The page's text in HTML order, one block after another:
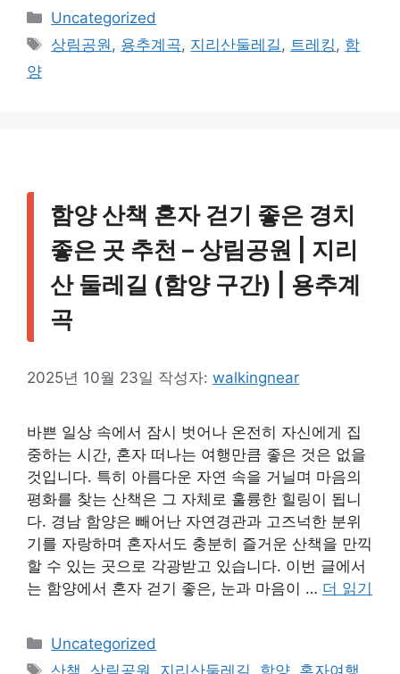
카
테
고
Uncategorized
태
상림공원 , 용추계곡, 지리산둘레길 , 트레킹 , 함
양
함양 산책 혼자 걷기 좋은 경치
좋은 곳 추천 – 상림공원 | 지리
산 둘레길 (함양 구간) | 용추계
곡
2025년 10월 23일 작성자: walkingnear
바쁜 일상 속에서 잠시 벗어나 온전히 자신에게 집
중하는 시간, 혼자 떠나는 여행만큼 좋은 것은 없을
것입니다. 특히 아름다운 자연 속을 거닐며 마음의
평화를 찾는 산책은 그 자체로 훌륭한 힐링이 됩니
다. 경남 함양은 빼어난 자연경관과 고즈넉한 분위
기를 자랑하며 혼자서도 충분히 즐거운 산책을 만끽
할 수 있는 곳으로 각광받고 있습니다. 이번 글에서
는 함양에서 혼자 걷기 좋은, 눈과 마음이 … 더 읽기
카
테
Uncategorized
태
산책 상림공원 지리산둘레길 함양 혼자여행